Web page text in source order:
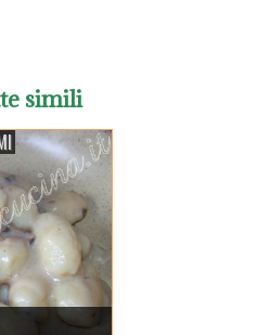
simili